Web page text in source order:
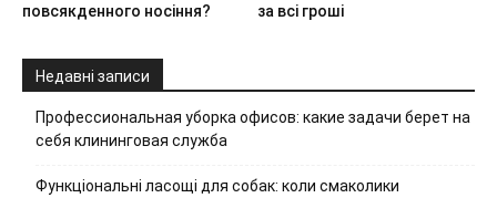
повсякденного носіння?
за всі гроші
Недавні записи
Профессиональная уборка офисов: какие задачи берет на
себя клининговая служба
Функціональні ласощі для собак: коли смаколики